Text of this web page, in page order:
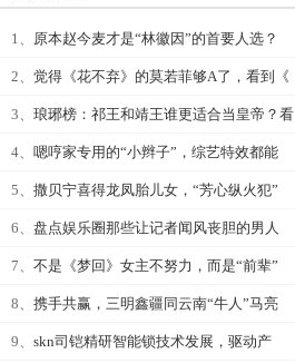
1、 原本赵今麦才是“林徽因”的首要人选？
2、 觉得《花不弃》的莫若菲够A了，看到《
3、 琅琊榜：祁王和靖王谁更适合当皇帝？看
4、 嗯哼家专用的“小辫子”，综艺特效都能
5、 撒贝宁喜得龙凤胎儿女，“芳心纵火犯”
6、 盘点娱乐圈那些让记者闻风丧胆的男人
7、 不是《梦回》女主不努力，而是“前辈”
8、 携手共赢，三明鑫疆同云南“牛人”马亮
9、 skn司铠精研智能锁技术发展，驱动产